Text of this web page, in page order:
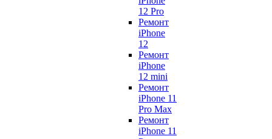
12 Pro
Ремонт
iPhone
12
Ремонт
iPhone
12 mini
Ремонт
iPhone 11
Pro Max
Ремонт
iPhone 11